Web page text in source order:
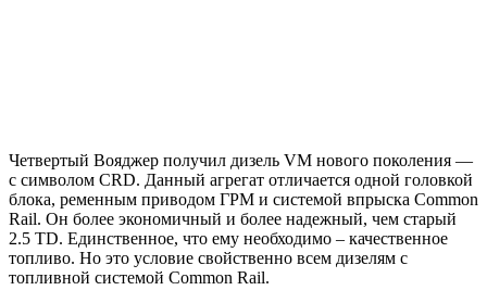
Четвертый Вояджер получил дизель VM нового поколения —
с символом CRD. Данный агрегат отличается одной головкой
блока, ременным приводом ГРМ и системой впрыска Common
Rail. Он более экономичный и более надежный, чем старый
2.5 TD. Единственное, что ему необходимо – качественное
топливо. Но это условие свойственно всем дизелям с
топливной системой Common Rail.